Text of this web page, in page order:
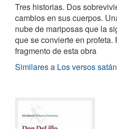
Tres historias. Dos
cambios en sus cuerpos.
nube de mariposas que la
que se convierte en
fragmento de esta obra
Similares a Los versos